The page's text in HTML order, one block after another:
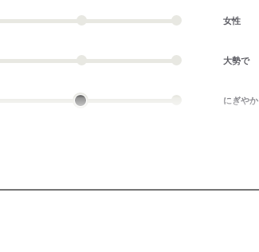
女性
大勢で
にぎやか